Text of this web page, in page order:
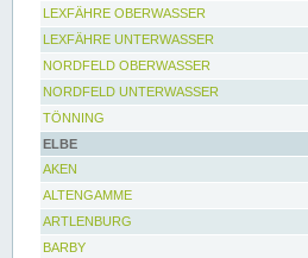
LEXFÄHRE OBERWASSER
LEXFÄHRE UNTERWASSER
NORDFELD OBERWASSER
NORDFELD UNTERWASSER
TÖNNING
ELBE
AKEN
ALTENGAMME
ARTLENBURG
BARBY